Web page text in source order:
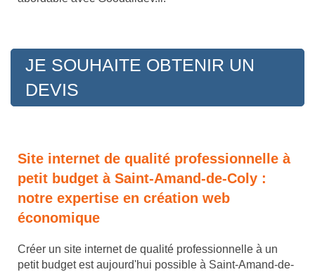
JE SOUHAITE OBTENIR UN
DEVIS
Site internet de qualité professionnelle à
petit budget à Saint-Amand-de-Coly :
notre expertise en création web
économique
Créer un site internet de qualité professionnelle à un
petit budget est aujourd'hui possible à Saint-Amand-de-